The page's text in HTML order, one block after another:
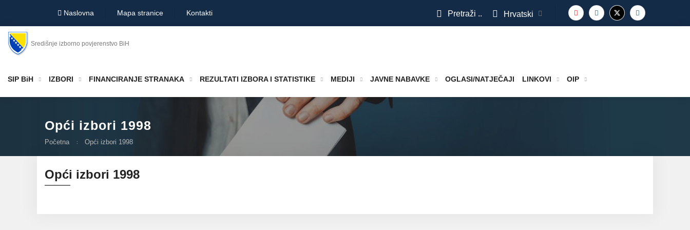
Naslovna Mapa stranice Kontakti Pretraži .. Hrvatski
Središnje izborno povjerenstvo BiH
SIP BiH IZBORI FINANCIRANJE STRANAKA REZULTATI IZBORA I STATISTIKE MEDIJI JAVNE NABAVKE OGLASI/NATJEČAJI LINKOVI OIP
Opći izbori 1998
Početna Opći izbori 1998
Opći izbori 1998